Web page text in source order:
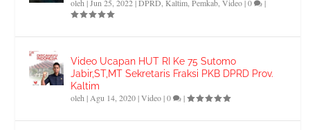
oleh|Jun 25, 2022|DPRD ,Kaltim ,Pemkab ,Video|0 |
Video Ucapan HUT RI Ke 75 Sutomo
Jabir,ST,MT Sekretaris Fraksi PKB DPRD Prov.
Kaltim
oleh| Agu 14, 2020|Video|0 |